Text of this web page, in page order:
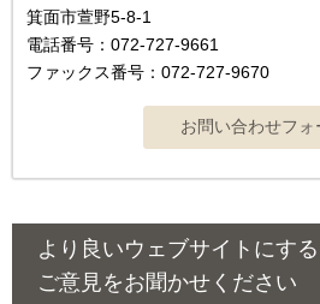
箕面市萱野5-8-1
電話番号：072-727-9661
ファックス番号：072-727-9670
より良いウェブサイトにす
ご意見をお聞かせください